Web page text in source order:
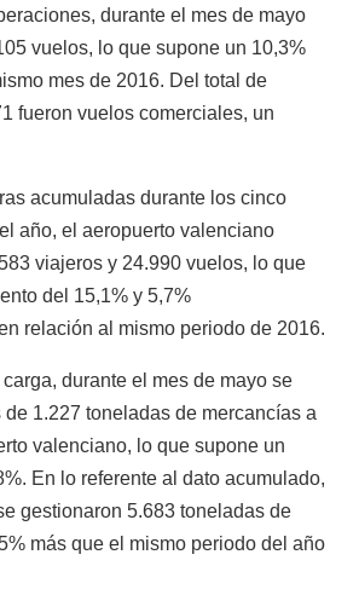
durante el mes de mayo
vuelos, lo que supone un 10,3%
mes de 2016. Del total de
fueron vuelos comerciales, un
acumuladas durante los cinco
año, el aeropuerto valenciano
viajeros y 24.990 vuelos, lo que
del 15,1% y 5,7%
relación al mismo periodo de 2016.
durante el mes de mayo se
de 1.227 toneladas de mercancías a
valenciano, lo que supone un
En lo referente al dato acumulado,
gestionaron 5.683 toneladas de
más que el mismo periodo del año